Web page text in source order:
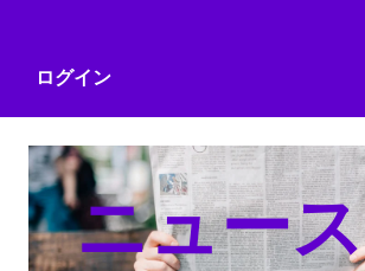
ログイン
ニュース